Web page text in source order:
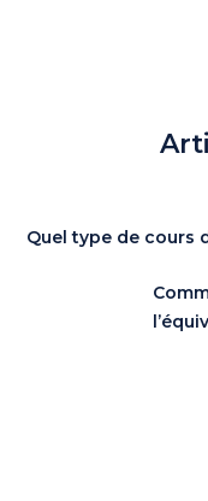
Quel type de cours